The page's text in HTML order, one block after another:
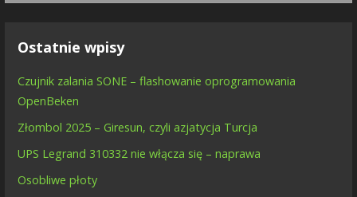
Ostatnie wpisy
Czujnik zalania SONE – flashowanie oprogramowania
OpenBeken
Złombol 2025 – Giresun, czyli azjatycja Turcja
UPS Legrand 310332 nie włącza się – naprawa
Osobliwe płoty